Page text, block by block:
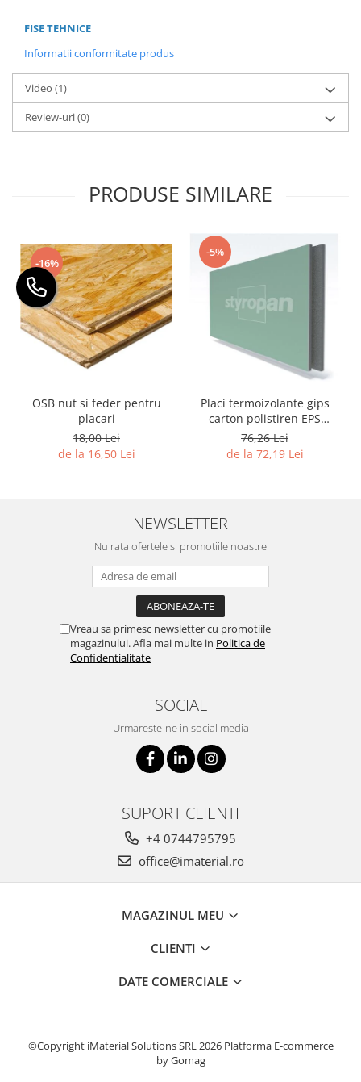
FISE TEHNICE
Informatii conformitate produs
Video (1)
Review-uri(0)
PRODUSE SIMILARE
-16%
OSB nut si feder pentru
placari
18,00 Lei
de la 16,50 Lei
-5%
Placi termoizolante gips
carton polistiren EPS
grafitat NEOPOR
76,26 Lei
de la 72,19 Lei
NEWSLETTER
Nu rata ofertele si promotiile noastre
Vreau sa primesc newsletter cu promotiile
magazinului. Afla mai multe in Politica de
Confidentialitate
SOCIAL
Urmareste-ne in social media
SUPORT CLIENTI
+4 0744795795
office@imaterial.ro
MAGAZINUL MEU
CLIENTI
DATE COMERCIALE
©Copyright iMaterial Solutions SRL 2026 Platforma E-commerce
by Gomag